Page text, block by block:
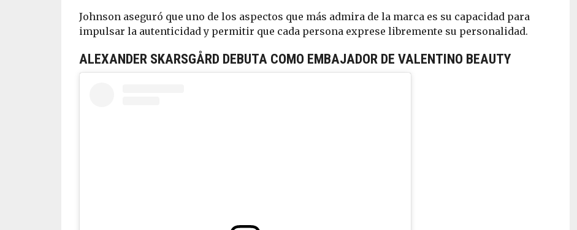
Johnson aseguró que uno de los aspectos que más admira de la marca es su capacidad para
impulsar la autenticidad y permitir que cada persona exprese libremente su personalidad.
ALEXANDER SKARSGÅRD DEBUTA COMO EMBAJADOR DE VALENTINO BEAUTY